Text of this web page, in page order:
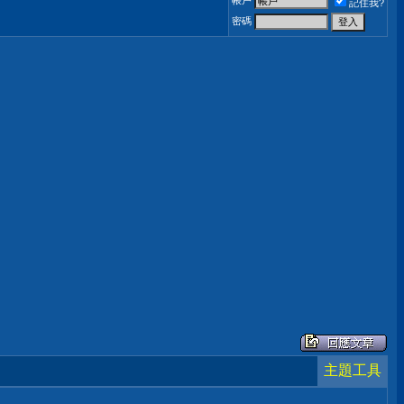
記住我?
密碼
主題工具